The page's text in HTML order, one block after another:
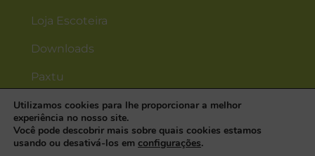
Loja Escoteira
Downloads
Paxtu
Utilizamos cookies para lhe proporcionar a melhor
experiência no nosso site.
Você pode descobrir mais sobre quais cookies estamos
usando ou desativá-los em configurações.